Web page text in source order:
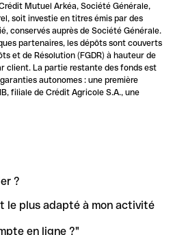
Mutuel Arkéa, Société Générale,
soit investie en titres émis par des
conservés auprès de Société Générale.
partenaires, les dépôts sont couverts
et de Résolution (FGDR) à hauteur de
client. La partie restante des fonds est
autonomes : une première
filiale de Crédit Agricole S.A., une
?
le plus adapté à mon activité
en ligne ?"